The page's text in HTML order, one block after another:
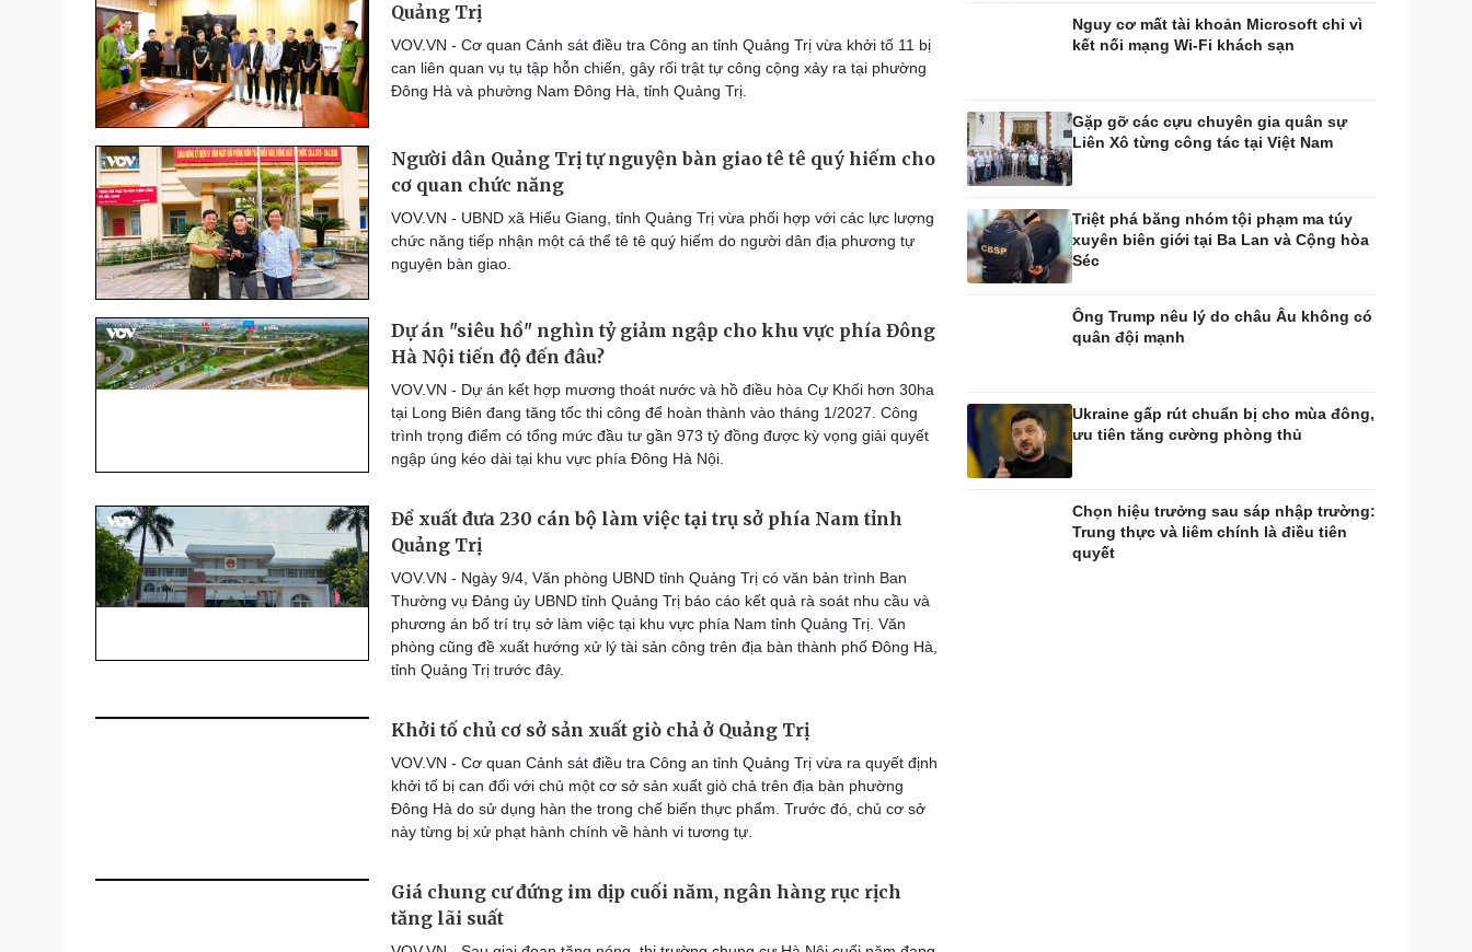
Nhà đẹp
Tình yêu - Gia đình
Blog
Sân khấu - Điện ảnh
Văn học
Âm nhạc
Di sản
Thời trang
Sao Việt
Săn Tour
check-in
Quảng Trị
VOV.VN - Cơ quan Cảnh sát điều tra Công an tỉnh Quảng Trị vừa khởi tố 11 bị
can liên quan vụ tụ tập hỗn chiến, gây rối trật tự công cộng xảy ra tại phường
Đông Hà và phường Nam Đông Hà, tỉnh Quảng Trị.
Người dân Quảng Trị tự nguyện bàn giao tê tê quý hiếm cho
cơ quan chức năng
VOV.VN - UBND xã Hiếu Giang, tỉnh Quảng Trị vừa phối hợp với các lực lượng
chức năng tiếp nhận một cá thể tê tê quý hiếm do người dân địa phương tự
nguyện bàn giao.
Dự án "siêu hồ" nghìn tỷ giảm ngập cho khu vực phía Đông
Hà Nội tiến độ đến đâu?
VOV.VN - Dự án kết hợp mương thoát nước và hồ điều hòa Cự Khối hơn 30ha
tại Long Biên đang tăng tốc thi công để hoàn thành vào tháng 1/2027. Công
trình trọng điểm có tổng mức đầu tư gần 973 tỷ đồng được kỳ vọng giải quyết
ngập úng kéo dài tại khu vực phía Đông Hà Nội.
Đề xuất đưa 230 cán bộ làm việc tại trụ sở phía Nam tỉnh
Quảng Trị
VOV.VN - Ngày 9/4, Văn phòng UBND tỉnh Quảng Trị có văn bản trình Ban
Thường vụ Đảng ủy UBND tỉnh Quảng Trị báo cáo kết quả rà soát nhu cầu và
phương án bố trí trụ sở làm việc tại khu vực phía Nam tỉnh Quảng Trị. Văn
phòng cũng đề xuất hướng xử lý tài sản công trên địa bàn thành phố Đông Hà,
tỉnh Quảng Trị trước đây.
Khởi tố chủ cơ sở sản xuất giò chả ở Quảng Trị
VOV.VN - Cơ quan Cảnh sát điều tra Công an tỉnh Quảng Trị vừa ra quyết định
khởi tố bị can đối với chủ một cơ sở sản xuất giò chả trên địa bàn phường
Đông Hà do sử dụng hàn the trong chế biến thực phẩm. Trước đó, chủ cơ sở
này từng bị xử phạt hành chính về hành vi tương tự.
Giá chung cư đứng im dịp cuối năm, ngân hàng rục rịch
tăng lãi suất
Nguy cơ mất tài khoản Microsoft chỉ vì
kết nối mạng Wi-Fi khách sạn
Gặp gỡ các cựu chuyên gia quân sự
Liên Xô từng công tác tại Việt Nam
Triệt phá băng nhóm tội phạm ma túy
xuyên biên giới tại Ba Lan và Cộng hòa
Séc
Ông Trump nêu lý do châu Âu không có
quân đội mạnh
Ukraine gấp rút chuẩn bị cho mùa đông,
ưu tiên tăng cường phòng thủ
Chọn hiệu trưởng sau sáp nhập trường:
Trung thực và liêm chính là điều tiên
quyết